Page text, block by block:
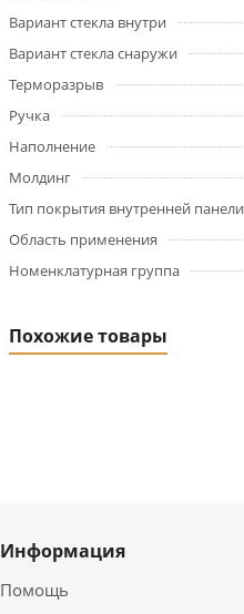
Вариант стекла внутри
Вариант стекла снаружи
Терморазрыв
Ручка
Наполнение
Молдинг
Тип покрытия внутренней панели
Область применения
Номенклатурная группа
Похожие товары
Информация
Помощь